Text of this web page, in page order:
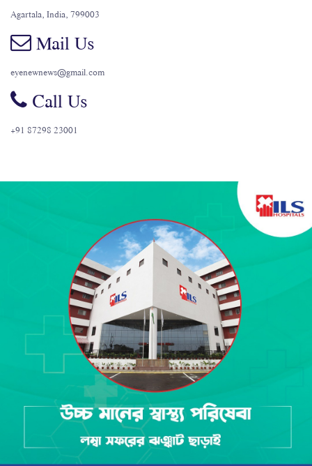
Agartala, India, 799003
Mail Us
eyenewnews@gmail.com
Call Us
+91 87298 23001